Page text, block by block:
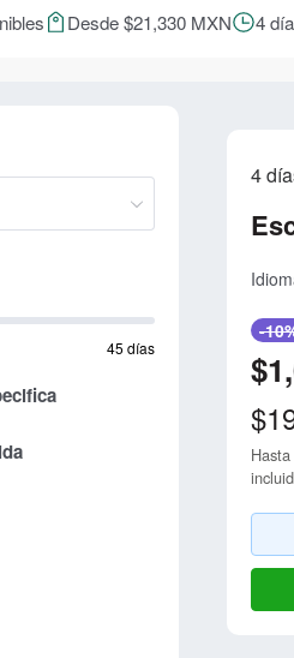
Desde $21,330 MXN 4
45 días
4
-